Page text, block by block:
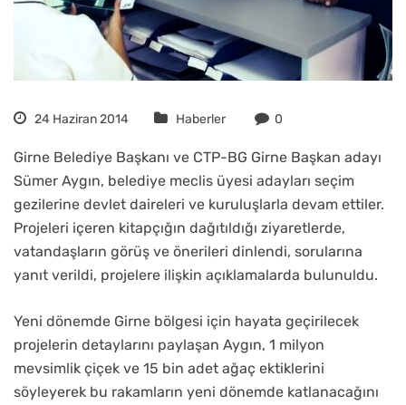
24 Haziran 2014 Haberler 0
Girne Belediye Başkanı ve CTP-BG Girne Başkan adayı
Sümer Aygın, belediye meclis üyesi adayları seçim
gezilerine devlet daireleri ve kuruluşlarla devam ettiler.
Projeleri içeren kitapçığın dağıtıldığı ziyaretlerde,
vatandaşların görüş ve önerileri dinlendi, sorularına
yanıt verildi, projelere ilişkin açıklamalarda bulunuldu.
Yeni dönemde Girne bölgesi için hayata geçirilecek
projelerin detaylarını paylaşan Aygın, 1 milyon
mevsimlik çiçek ve 15 bin adet ağaç ektiklerini
söyleyerek bu rakamların yeni dönemde katlanacağını